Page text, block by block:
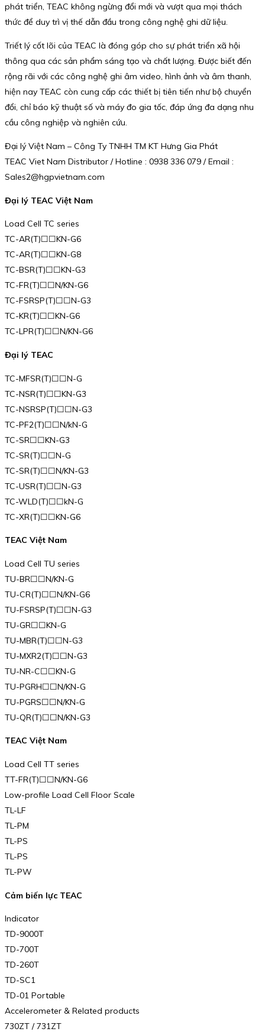
phát triển, TEAC không ngừng đổi mới và vượt qua mọi thách
thức để duy trì vị thế dẫn đầu trong công nghệ ghi dữ liệu.
Triết lý cốt lõi của TEAC là đóng góp cho sự phát triển xã hội
thông qua các sản phẩm sáng tạo và chất lượng. Được biết đến
rộng rãi với các công nghệ ghi âm video, hình ảnh và âm thanh,
hiện nay TEAC còn cung cấp các thiết bị tiên tiến như bộ chuyển
đổi, chỉ báo kỹ thuật số và máy đo gia tốc, đáp ứng đa dạng nhu
cầu công nghiệp và nghiên cứu.
Đại lý Việt Nam – Công Ty TNHH TM KT Hưng Gia Phát
TEAC Viet Nam Distributor / Hotline : 0938 336 079 / Email :
Sales2@hgpvietnam.com
Đại lý TEAC Việt Nam
Load Cell TC series
TC-AR(T)☐☐KN-G6
TC-AR(T)☐☐KN-G8
TC-BSR(T)☐☐KN-G3
TC-FR(T)☐☐N/KN-G6
TC-FSRSP(T)☐☐N-G3
TC-KR(T)☐☐KN-G6
TC-LPR(T)☐☐N/KN-G6
Đại lý TEAC
TC-MFSR(T)☐☐N-G
TC-NSR(T)☐☐KN-G3
TC-NSRSP(T)☐☐N-G3
TC-PF2(T)☐☐N/kN-G
TC-SR☐☐KN-G3
TC-SR(T)☐☐N-G
TC-SR(T)☐☐N/KN-G3
TC-USR(T)☐☐N-G3
TC-WLD(T)☐☐kN-G
TC-XR(T)☐☐KN-G6
TEAC Việt Nam
Load Cell TU series
TU-BR☐☐N/KN-G
TU-CR(T)☐☐N/KN-G6
TU-FSRSP(T)☐☐N-G3
TU-GR☐☐KN-G
TU-MBR(T)☐☐N-G3
TU-MXR2(T)☐☐N-G3
TU-NR-C☐☐KN-G
TU-PGRH☐☐N/KN-G
TU-PGRS☐☐N/KN-G
TU-QR(T)☐☐N/KN-G3
TEAC Việt Nam
Load Cell TT series
TT-FR(T)☐☐N/KN-G6
Low-profile Load Cell Floor Scale
TL-LF
TL-PM
TL-PS
TL-PS
TL-PW
Cảm biến lực TEAC
Indicator
TD-9000T
TD-700T
TD-260T
TD-SC1
TD-01 Portable
Accelerometer & Related products
730ZT / 731ZT